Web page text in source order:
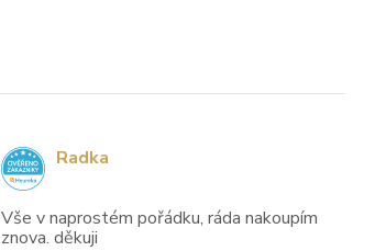
Vše v naprostém pořádku, ráda nakoupím
znova. děkuji
Radka